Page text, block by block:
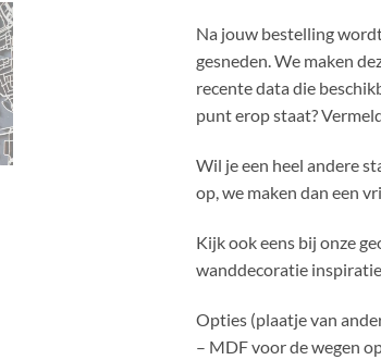
Na jouw bestelling
gesneden. We maken
recente data die
punt erop staat?
Wil je een heel andere
op, we maken dan een
Kijk ook eens bij onze
wanddecoratie
Opties (plaatje van
– MDF voor de wegen